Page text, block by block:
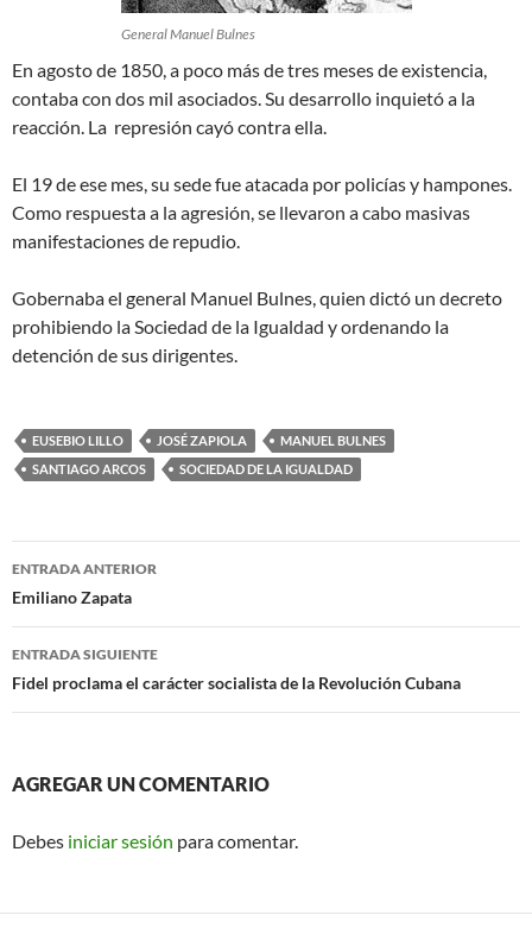
General Manuel Bulnes
En agosto de 1850, a poco más de tres meses de existencia,
contaba con dos mil asociados. Su desarrollo inquietó a la
reacción. La represión cayó contra ella.
El 19 de ese mes, su sede fue atacada por policías y hampones.
Como respuesta a la agresión, se llevaron a cabo masivas
manifestaciones de repudio.
Gobernaba el general Manuel Bulnes, quien dictó un decreto
prohibiendo la Sociedad de la Igualdad y ordenando la
detención de sus dirigentes.
EUSEBIO LILLO JOSÉ ZAPIOLA
MANUEL BULNES
SANTIAGO ARCOS
SOCIEDAD DE LA IGUALDAD
Navegador
de
entradas
ENTRADA ANTERIOR
Emiliano Zapata
ENTRADA SIGUIENTE
Fidel proclama el carácter socialista de la Revolución Cubana
AGREGAR UN COMENTARIO
Debes iniciar sesión para comentar.